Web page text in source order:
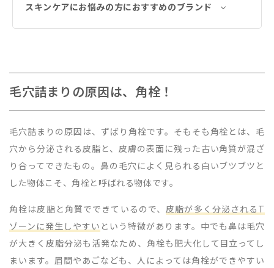
スキンケアにお悩みの方におすすめのブランド
毛穴詰まりの原因は、角栓！
毛穴詰まりの原因は、ずばり角栓です。そもそも角栓とは、毛
穴から分泌される皮脂と、皮膚の表面に残った古い角質が混ざ
り合ってできたもの。鼻の毛穴によく見られる白いブツブツと
した物体こそ、角栓と呼ばれる物体です。
角栓は皮脂と角質でできているので、 皮脂が多く分泌されるT
ゾーンに発生しやすい という特徴があります。中でも鼻は毛穴
が大きく皮脂分泌も活発なため、角栓も肥大化して目立ってし
まいます。眉間やあごなども、人によっては角栓ができやすい